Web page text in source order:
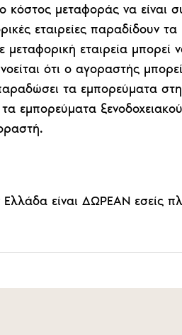
μεταφοράς να είναι
εταιρείες παραδίδουν
εταιρεία μπορεί
ότι ο αγοραστής
τα εμπορεύματα
εμπορεύματα
είναι ΔΩΡΕΑΝ εσείς